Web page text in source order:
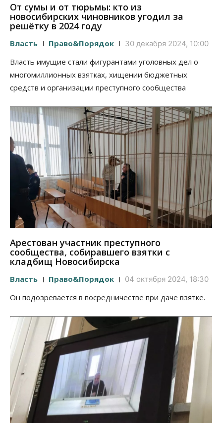
От сумы и от тюрьмы: кто из
новосибирских чиновников угодил за
решётку в 2024 году
Власть Право&Порядок 30 декабря 2024, 10:00
Власть имущие стали фигурантами уголовных дел о
многомиллионных взятках, хищении бюджетных
средств и организации преступного сообщества
Арестован участник преступного
сообщества, собиравшего взятки с
кладбищ Новосибирска
Власть Право&Порядок 04 октября 2024, 18:30
Он подозревается в посредничестве при даче взятке.